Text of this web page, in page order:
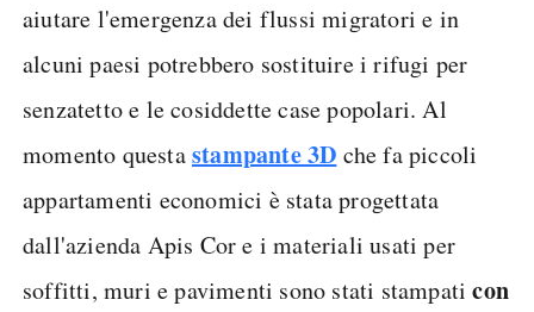
aiutare l'emergenza dei flussi migratori e in
alcuni paesi potrebbero sostituire i rifugi per
senzatetto e le cosiddette case popolari. Al
momento questastampante 3D che fa piccoli
appartamenti economici è stata progettata
dall'azienda Apis Cor e i materiali usati per
soffitti, muri e pavimenti sono stati stampaticon